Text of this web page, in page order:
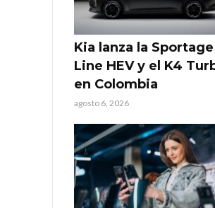
Kia lanza la Sportage
Line HEV y el K4
en Colombia
agosto 6, 2026